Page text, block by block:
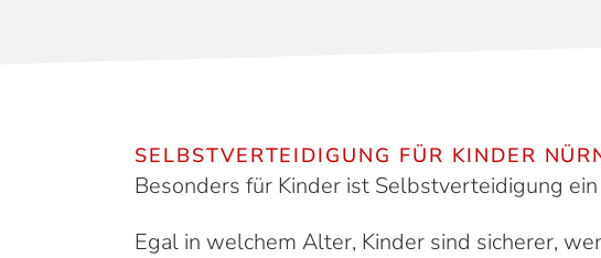
SELBST­VER­TEIDIGUNG FÜR KINDER
Besonders für Kinder ist Selbstverteidigung
Egal in welchem Alter, Kinder sind sicherer,